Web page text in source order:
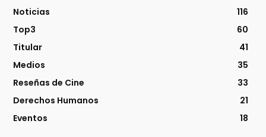
Noticias
116
Top3
60
Titular
41
Medios
35
Reseñas de Cine
33
Derechos Humanos
21
Eventos
18